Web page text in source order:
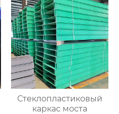
Стеклопластиковый
каркас моста